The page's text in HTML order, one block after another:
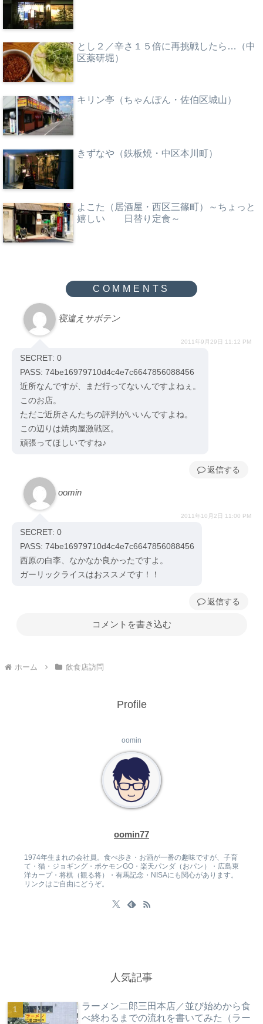
とし２／辛さ１５倍に再挑戦したら…（中
区薬研堀）
キリン亭（ちゃんぽん・佐伯区城山）
きずなや（鉄板焼・中区本川町）
よこた（居酒屋・西区三篠町）～ちょっと
嬉しい 日替り定食～
寝違えサボテン
2011年9月29日 11:12 PM
SECRET: 0
PASS: 74be16979710d4c4e7c6647856088456
近所なんですが、まだ行ってないんですよねぇ。
このお店。
ただご近所さんたちの評判がいいんですよね。
この辺りは焼肉屋激戦区。
頑張ってほしいですね♪
返信
oomin
2011年10月2日 11:00 PM
SECRET: 0
PASS: 74be16979710d4c4e7c6647856088456
西原の白李、なかなか良かったですよ。
ガーリックライスはおススメです！！
返信
コメントを書き込む
ホーム 飲食店訪問
Profile
oomin
oomin77
1974年生まれの会社員。食べ歩き・お酒が一番の趣味ですが、子育
て・猫・ジョギング・ポケモンGO・楽天パンダ（おパン）・広島東
洋カープ・将棋（観る将）・有馬記念・NISAにも関心があります。
リンクはご自由にどうぞ。
人気記事
ラーメン二郎三田本店／並び始めから食
べ終わるまでの流れを書いてみた（ラー